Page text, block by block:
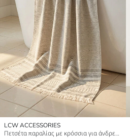
LCW ACCESSORIES
Πετσέτα παραλίας με κρόσσια για άνδρες 70x150 cm